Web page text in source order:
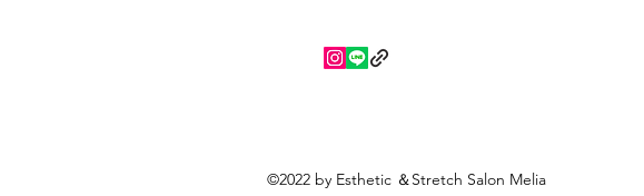
©2022 by Esthetic ＆Stretch Salon Melia